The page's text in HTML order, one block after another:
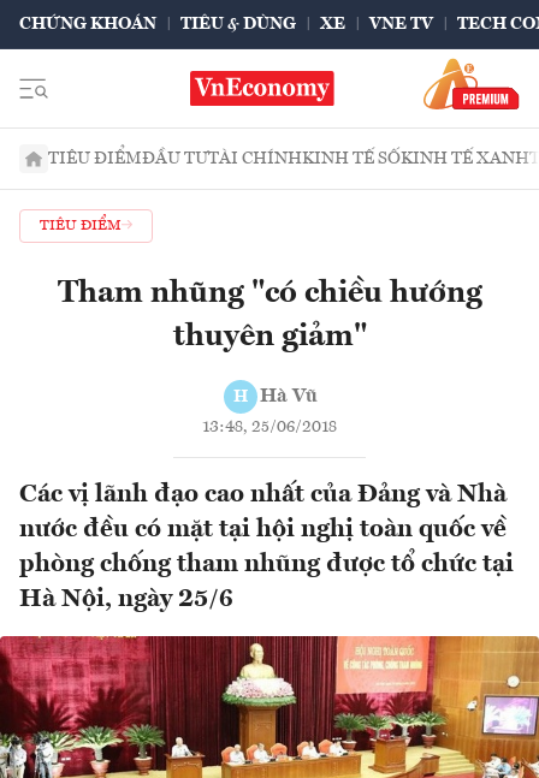
CHỨNG KHOÁN TIÊU & DÙNG XE VNE TV TECH
TIÊU ĐIỂMĐẦU TƯTÀI CHÍNHKINH TẾ SỐKINH TẾ XANH
TIÊU ĐIỂM
Tham nhũng "có chiều hướng
thuyên giảm"
H Hà Vũ
13:48, 25/06/2018
Các vị lãnh đạo cao nhất của Đảng và Nhà
nước đều có mặt tại hội nghị toàn quốc về
phòng chống tham nhũng được tổ chức tại
Hà Nội, ngày 25/6